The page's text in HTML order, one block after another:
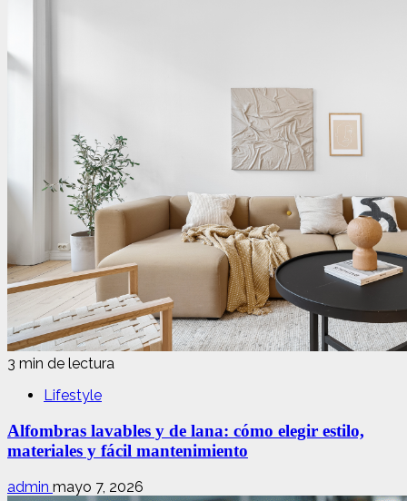
3 min de lectura
Lifestyle
Alfombras lavables y de lana: cómo elegir estilo,
materiales y fácil mantenimiento
admin mayo 7, 2026